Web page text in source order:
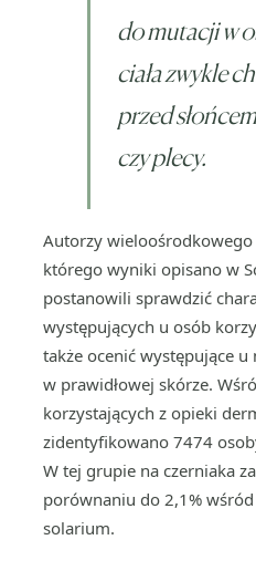
do mutacji w
ciała zwykle
przed
czy plecy.
Autorzy
którego wyniki opisano w
postanowili sprawdzić
występujących u osób
także ocenić występujące
w prawidłowej skórze.
korzystających z opieki
zidentyfikowano 7474
W tej grupie na czerniaka
porównaniu do 2,1%
solarium.